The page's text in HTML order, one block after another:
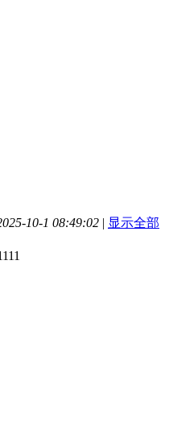
10-1 08:49:02 | 显示全部